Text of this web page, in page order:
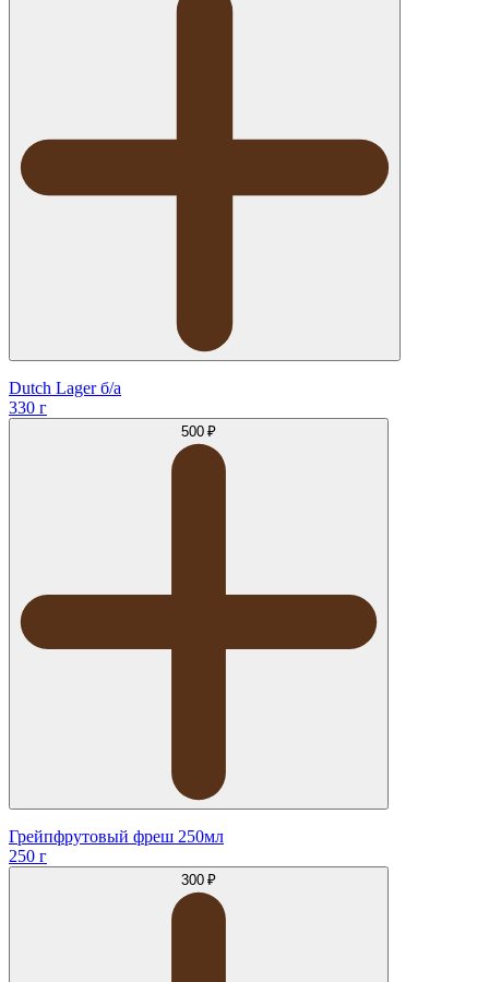
Dutch Lager б/а
330 г
500 ₽
Грейпфрутовый фреш 250мл
250 г
300 ₽